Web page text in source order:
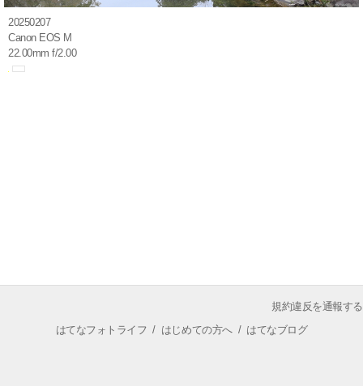
20250207
Canon EOS M
22.00mm f/2.00
規約違反を通報する
はてなフォトライフ / はじめての方へ/ はてなブログ